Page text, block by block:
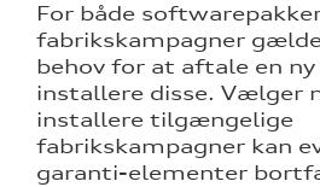
For både
fabrikskampagner
behov for at aftale en
installere disse. Vælger
installere tilgængelige
fabrikskampagner kan
garanti-elementer